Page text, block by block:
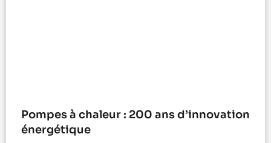
Pompes à chaleur : 200 ans d’innovation
énergétique